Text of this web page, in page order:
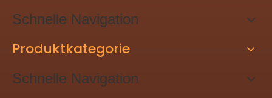
Schnelle Navigation
Produktkategorie
Schnelle Navigation